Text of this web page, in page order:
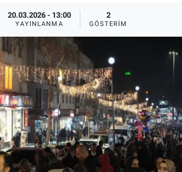
20.03.2026 - 13:00
YAYINLANMA
2
GÖSTERIM
Spor
Magazin
Tüm Haberler
İletişim
Künye
Namaz Vakitleri
Trafik Durumu
Süper Lig Puan Durumu ve Fikstür
Tüm Manşetler
Son Dakika Haberleri
Haber Arşivi